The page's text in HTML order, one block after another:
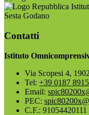
Sesta Godano
Contatti
Istituto
Via Scopesi 4,
Tel: +39 0187
Email:
PEC:
C.F.: 91054420111